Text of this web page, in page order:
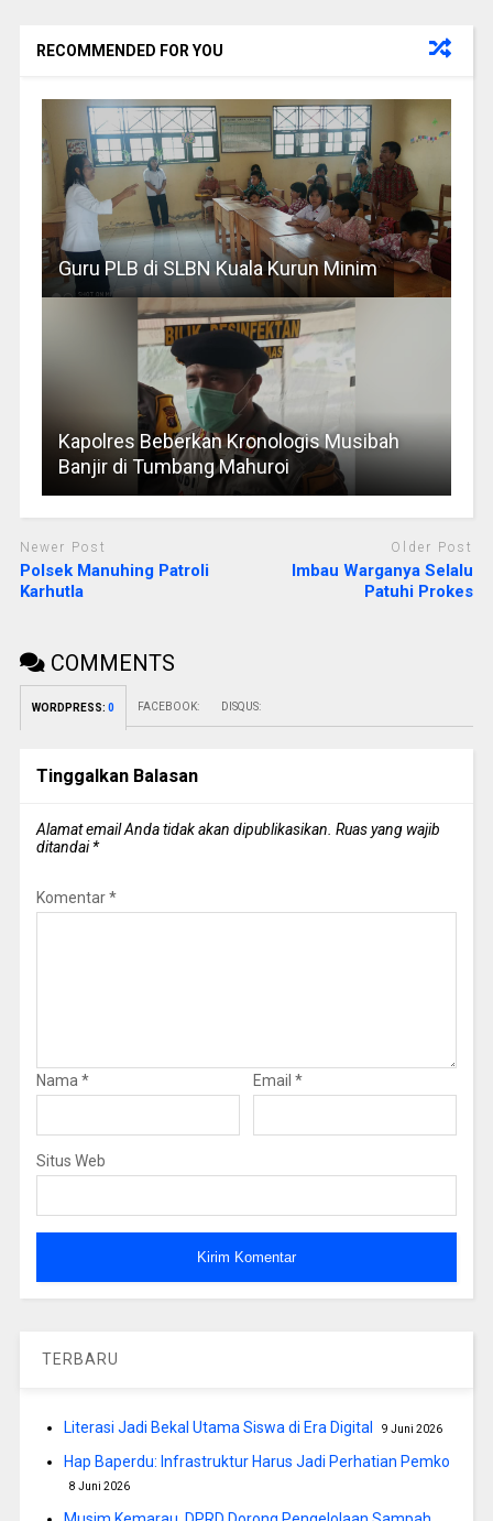
RECOMMENDED FOR YOU
Guru PLB di SLBN Kuala Kurun Minim
Kapolres Beberkan Kronologis Musibah
Banjir di Tumbang Mahuroi
Newer Post
Polsek Manuhing Patroli
Karhutla
Older Post
Imbau Warganya Selalu
Patuhi Prokes
COMMENTS
WORDPRESS: 0 FACEBOOK: DISQUS:
Tinggalkan Balasan
Alamat email Anda tidak akan dipublikasikan. Ruas yang wajib
ditandai*
Komentar*
Nama * Email *
Situs Web
TERBARU
Literasi Jadi Bekal Utama Siswa di Era Digital 9 Juni 2026
Hap Baperdu: Infrastruktur Harus Jadi Perhatian Pemko
8 Juni 2026